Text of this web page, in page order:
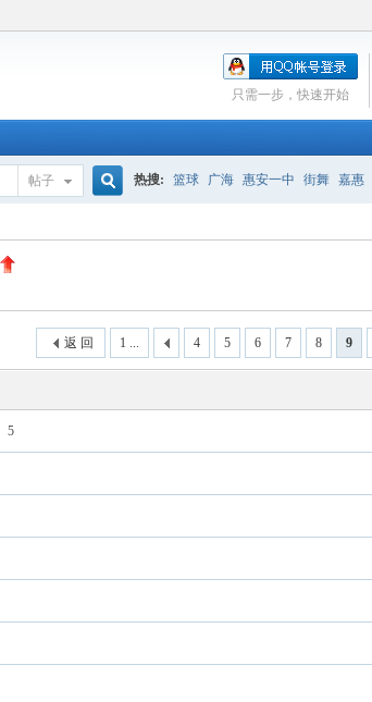
只需一步，快速开始
帖子 热搜: 篮球 广海 惠安一中 街舞 嘉惠
1 ... 4 5 6 7 8 9
返 回
5